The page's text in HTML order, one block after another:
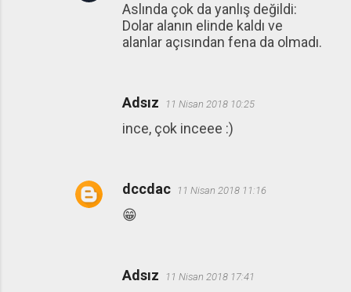
Aslında çok da yanlış değildi:
Dolar alanın elinde kaldı ve
alanlar açısından fena da olmadı.
Adsız 11 Nisan 2018 10:25
ince, çok inceee :)
dccdac 11 Nisan 2018 11:16
😁
Adsız 11 Nisan 2018 17:41